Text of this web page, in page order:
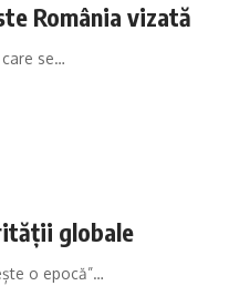
România vizată
se…
globale
o epocă”…